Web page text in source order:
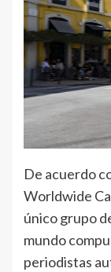
De acuerdo
Worldwide
único grupo
mundo
periodistas